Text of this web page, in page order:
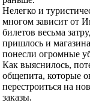
Нелегко и
многом зависит от
билетов весьма
пришлось и
понесли огромные
Как выяснилось,
общепита, которые
перестроиться на
заказы.